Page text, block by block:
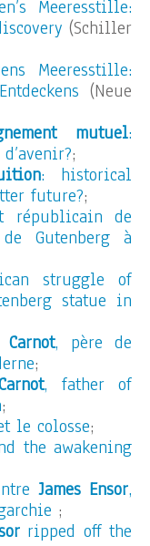
Meeresstille:
(Schiller
Meeresstille:
(Neue
mutuel:
;
: historical
future?;
républicain de
Gutenberg à
struggle of
statue in
, père de
;
, father of
;
le colosse;
the awakening
James Ensor,
;
ripped off the